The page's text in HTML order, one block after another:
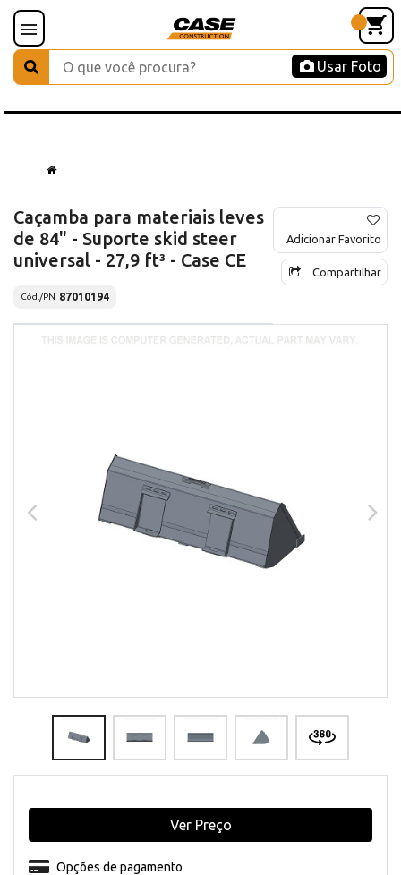
Usar Foto
Caçamba para materiais leves
de 84" - Suporte skid steer
universal - 27,9 ft³ - Case CE
Cód./PN 87010194
Adicionar Favorito
Compartilhar
Opções de pagamento
Ver Preço